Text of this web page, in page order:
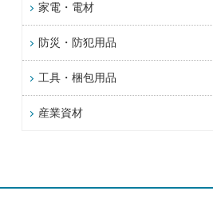
家電・電材
防災・防犯用品
工具・梱包用品
産業資材